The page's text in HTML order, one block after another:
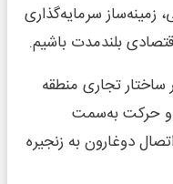
زمینه‌ساز سرمایه‌گذاری
بلندمدت باشیم.
تجاری منطقه
و حرکت به‌سمت
دوغارون به زنجیره